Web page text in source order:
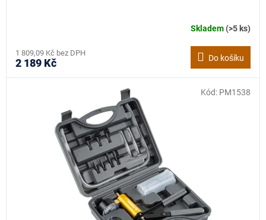
Skladem(>5 ks)
1 809,09 Kč bez DPH
2 189 Kč Do košíku
Kód: PM1538